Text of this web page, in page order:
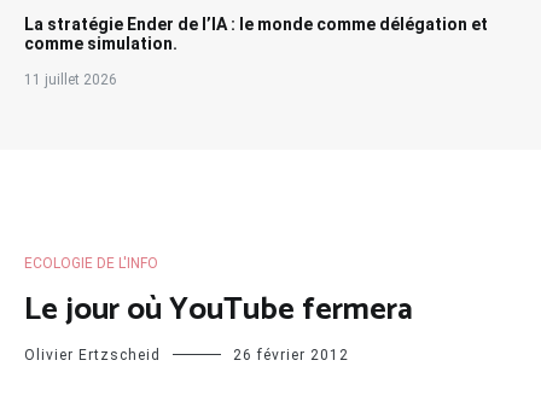
La stratégie Ender de l’IA : le monde comme délégation et
comme simulation.
11 juillet 2026
ECOLOGIE DE L'INFO
Le jour où YouTube fermera
Olivier Ertzscheid 26 février 2012